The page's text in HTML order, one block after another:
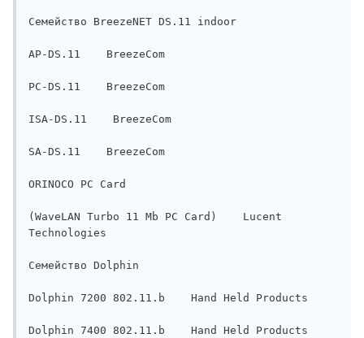
Семейство BreezeNET DS.11 indoor
AP-DS.11    BreezeCom
PC-DS.11    BreezeCom
ISA-DS.11    BreezeCom
SA-DS.11    BreezeCom
ORINOCO PC Card
(WaveLAN Turbo 11 Mb PC Card)    Lucent
Technologies
Семейство Dolphin
Dolphin 7200 802.11.b    Hand Held Products
Dolphin 7400 802.11.b    Hand Held Products